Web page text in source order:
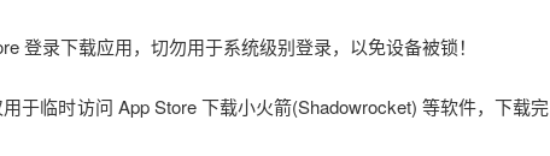
登录下载应用，切勿用于系统级别登录，以免设备被锁！
于临时访问 App Store 下载小火箭(Shadowrocket) 等软件，下载完